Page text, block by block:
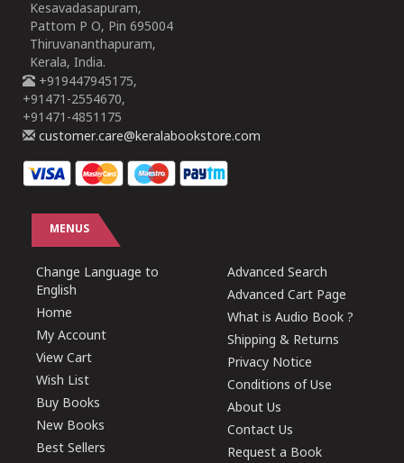
Kesavadasapuram,
Pattom P O, Pin 695004
Thiruvananthapuram,
Kerala, India.
+919447945175,
+91471-2554670,
+91471-4851175
customer.care@keralabookstore.com
MENUS
Change Language to
English
Home
My Account
View Cart
Wish List
Buy Books
New Books
Best Sellers
Advanced Search
Advanced Cart Page
What is Audio Book ?
Shipping & Returns
Privacy Notice
Conditions of Use
About Us
Contact Us
Request a Book